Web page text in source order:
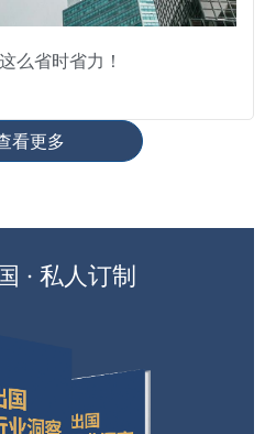
么省时省力！
看更多
· 私人订制